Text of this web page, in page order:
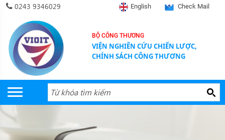
0243 9346029 English Check Mail
BỘ CÔNG THƯƠNG
VIỆN NGHIÊN CỨU CHIẾN LƯỢC,
CHÍNH SÁCH CÔNG THƯƠNG